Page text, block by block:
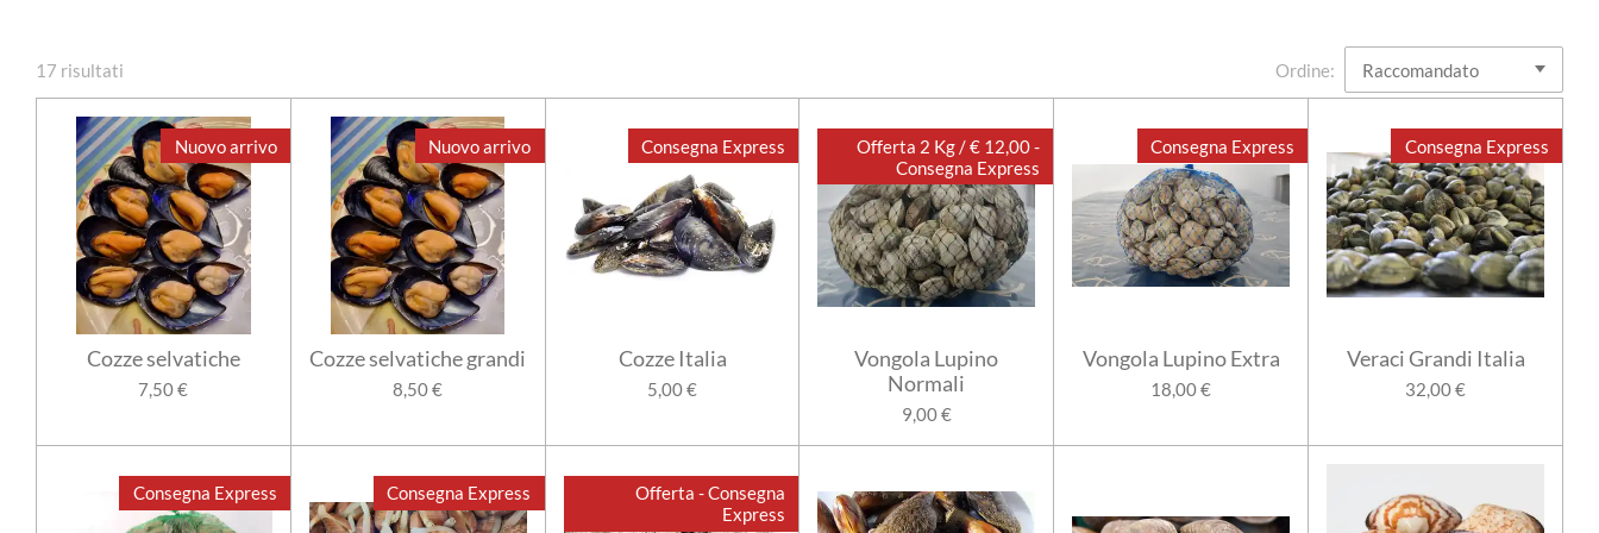
17 risultati Ordine:
Nuovo arrivo
Cozze selvatiche
7,50 €
Nuovo arrivo
Cozze selvatiche grandi
8,50 €
Consegna Express
Cozze Italia
5,00 €
Offerta 2 Kg / € 12,00 -
Consegna Express
Vongola Lupino
Normali
9,00 €
Consegna Express
Vongola Lupino Extra
18,00 €
Consegna Express
Veraci Grandi Italia
32,00 €
Consegna Express Consegna Express
Offerta - Consegna
Express